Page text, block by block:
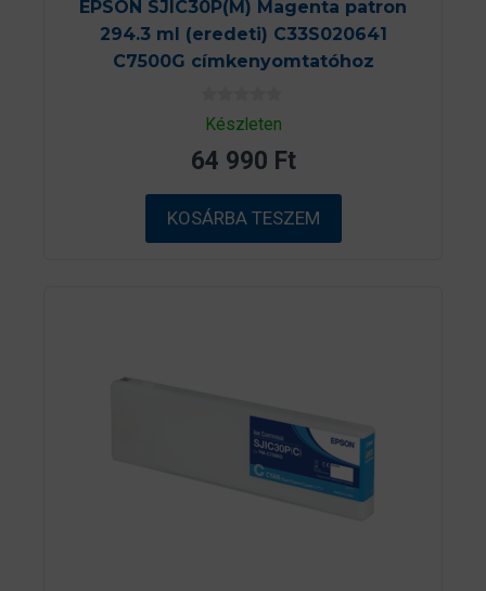
EPSON SJIC30P(M) Magenta patron
294.3 ml (eredeti) C33S020641
C7500G címkenyomtatóhoz
0
a
5
b
ő
l
Készleten
64 990 Ft
KOSÁRBA TESZEM